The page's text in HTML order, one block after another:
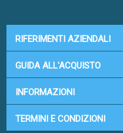
RIFERIMENTI AZIENDALI
GUIDA ALL'ACQUISTO
INFORMAZIONI
TERMINI E CONDIZIONI